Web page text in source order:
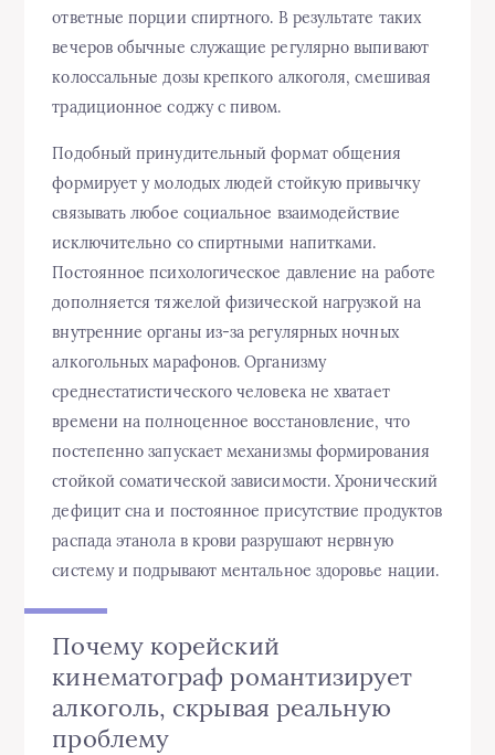
ответные порции спиртного. В результате таких
вечеров обычные служащие регулярно выпивают
колоссальные дозы крепкого алкоголя, смешивая
традиционное соджу с пивом.
Подобный принудительный формат общения
формирует у молодых людей стойкую привычку
связывать любое социальное взаимодействие
исключительно со спиртными напитками.
Постоянное психологическое давление на работе
дополняется тяжелой физической нагрузкой на
внутренние органы из-за регулярных ночных
алкогольных марафонов. Организму
среднестатистического человека не хватает
времени на полноценное восстановление, что
постепенно запускает механизмы формирования
стойкой соматической зависимости. Хронический
дефицит сна и постоянное присутствие продуктов
распада этанола в крови разрушают нервную
систему и подрывают ментальное здоровье нации.
Почему корейский
кинематограф романтизирует
алкоголь, скрывая реальную
проблему